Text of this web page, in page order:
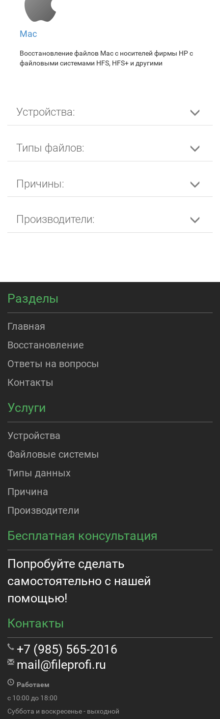
Mac
Восстановление файлов Mac с носителей фирмы HP с
файловыми системами HFS, HFS+ и другими
Устройства:
Типы файлов:
Причины:
Производители:
Разделы
Главная
Восстановление
Ответы на вопросы
Контакты
Услуги
Устройства
Файловые системы
Типы данных
Причина
Производители
Бесплатная консультация
Попробуйте сделать
самостоятельно с нашей
помощью!
Контакты
+7 (985) 565-2016
mail@fileprofi.ru
Работаем
с 10:00 до 18:00
Суббота и воскресенье - выходной